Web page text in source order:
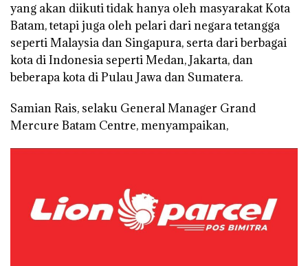
yang akan diikuti tidak hanya oleh masyarakat Kota
Batam, tetapi juga oleh pelari dari negara tetangga
seperti Malaysia dan Singapura, serta dari berbagai
kota di Indonesia seperti Medan, Jakarta, dan
beberapa kota di Pulau Jawa dan Sumatera.
Samian Rais, selaku General Manager Grand
Mercure Batam Centre, menyampaikan,